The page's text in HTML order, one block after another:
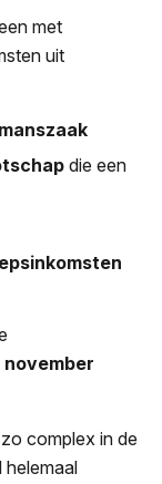
met
uit
die een
complex in de